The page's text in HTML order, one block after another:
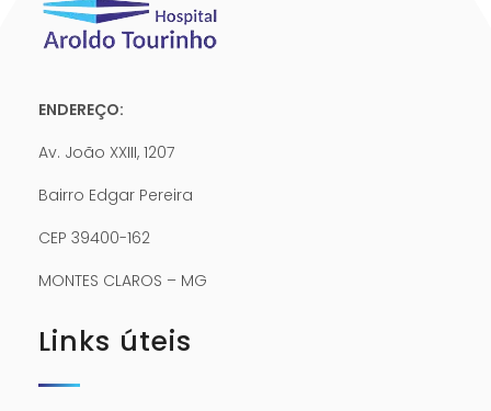
ENDEREÇO:
Av. João XXIII, 1207
Bairro Edgar Pereira
CEP 39400-162
MONTES CLAROS – MG
Links úteis